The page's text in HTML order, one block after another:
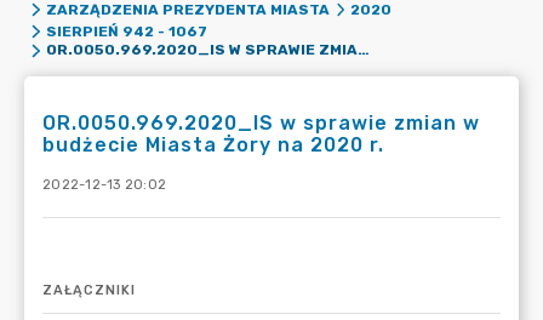
ZARZĄDZENIA PREZYDENTA MIASTA
2020
SIERPIEŃ 942 - 1067
OR.0050.969.2020_IS W SPRAWIE ZMIAN W BUDŻECIE MIASTA ŻORY NA 2020 R.
OR.0050.969.2020_IS w sprawie zmian w
budżecie Miasta Żory na 2020 r.
2022-12-13 20:02
ZAŁĄCZNIKI